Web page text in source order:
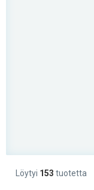
Löytyi 153 tuotetta